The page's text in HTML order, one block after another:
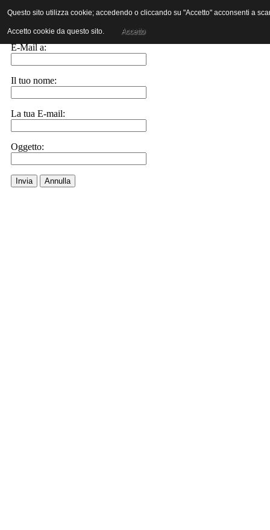
Invia ad un amico.
E-Mail a:
Il tuo nome:
La tua E-mail:
Oggetto:
Invia Annulla
Questo sito utilizza cookie; accedendo o cliccando su "Accetto" acconsenti a
Accetto cookie da questo sito. Accetto